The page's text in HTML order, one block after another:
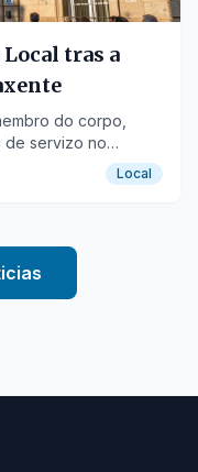
tras a
do corpo,
de servizo no
Local